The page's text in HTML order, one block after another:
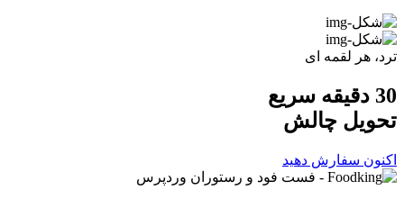
ترد، هر لقمه ای
30 دقیقه سریع
تحویل چالش
اکنون سفارش دهید